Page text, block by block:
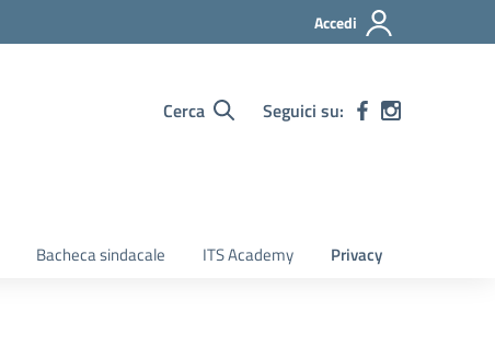
Accedi
Cerca Seguici su:
Bacheca sindacale ITS Academy Privacy